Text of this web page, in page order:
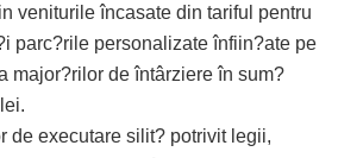
veniturile încasate din tariful pentru
parc?rile personalizate înfiin?ate pe
major?rilor de întârziere în sum?
de executare silit? potrivit legii,